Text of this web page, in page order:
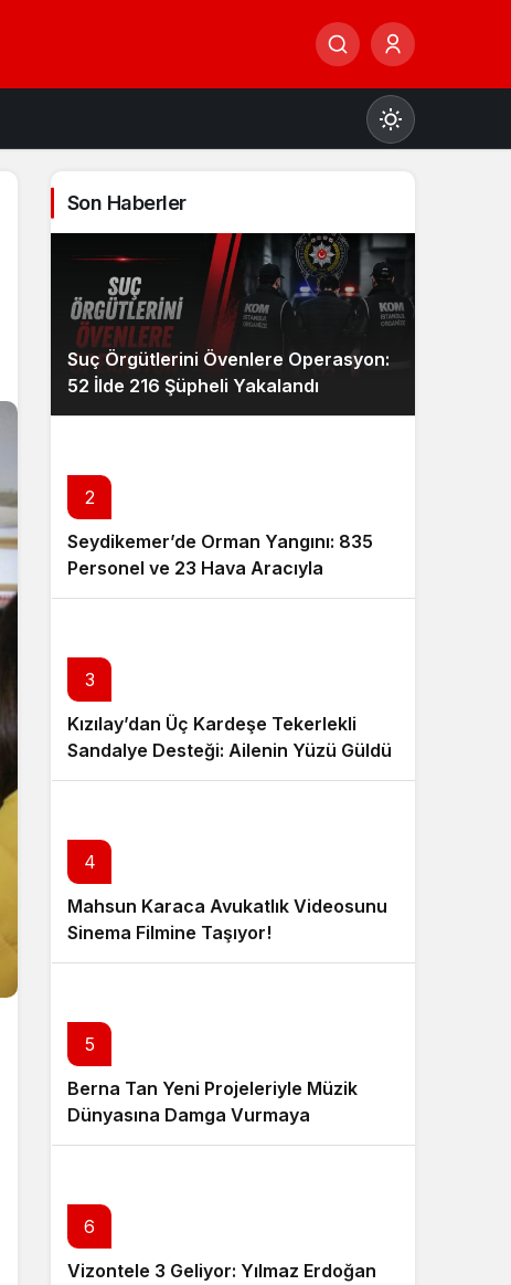
Gündüz Modu
Gündüz modunu seçin.
Gece Modu
Son Haberler
Suç Örgütlerini Övenlere Operasyon:
52 İlde 216 Şüpheli Yakalandı
2
Seydikemer’de Orman Yangını: 835
Personel ve 23 Hava Aracıyla
Müdahale Sürüyor
3
Kızılay’dan Üç Kardeşe Tekerlekli
Sandalye Desteği: Ailenin Yüzü Güldü
4
Mahsun Karaca Avukatlık Videosunu
Sinema Filmine Taşıyor!
5
Berna Tan Yeni Projeleriyle Müzik
Dünyasına Damga Vurmaya
Hazırlanıyor
6
Vizontele 3 Geliyor: Yılmaz Erdoğan